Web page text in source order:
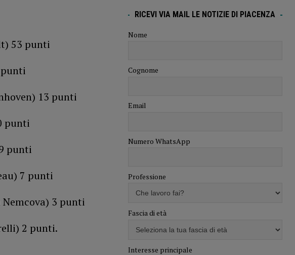
53 punti
13 punti
punti
punti
7 punti
Nemcova) 3 punti
2 punti.
RICEVI VIA MAIL LE NOTIZIE DI PIACENZA
Nome
Cognome
Email
Numero WhatsApp
Professione
Fascia di età
Interesse principale